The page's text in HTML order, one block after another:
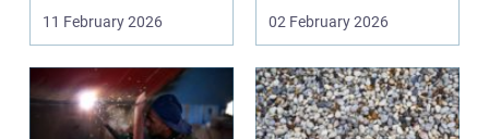
om farve på ...
11 February 2026
Tagrender,
inddækninger...
02 February 2026